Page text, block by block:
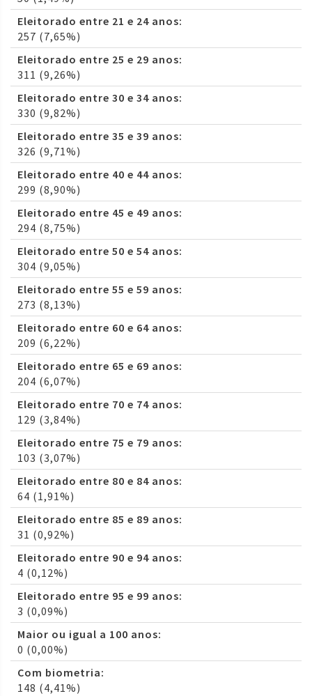
Eleitorado entre 21 e 24 anos:
257 (7,65%)
Eleitorado entre 25 e 29 anos:
311 (9,26%)
Eleitorado entre 30 e 34 anos:
330 (9,82%)
Eleitorado entre 35 e 39 anos:
326 (9,71%)
Eleitorado entre 40 e 44 anos:
299 (8,90%)
Eleitorado entre 45 e 49 anos:
294 (8,75%)
Eleitorado entre 50 e 54 anos:
304 (9,05%)
Eleitorado entre 55 e 59 anos:
273 (8,13%)
Eleitorado entre 60 e 64 anos:
209 (6,22%)
Eleitorado entre 65 e 69 anos:
204 (6,07%)
Eleitorado entre 70 e 74 anos:
129 (3,84%)
Eleitorado entre 75 e 79 anos:
103 (3,07%)
Eleitorado entre 80 e 84 anos:
64 (1,91%)
Eleitorado entre 85 e 89 anos:
31 (0,92%)
Eleitorado entre 90 e 94 anos:
4 (0,12%)
Eleitorado entre 95 e 99 anos:
3 (0,09%)
Maior ou igual a 100 anos:
0 (0,00%)
Com biometria:
148 (4,41%)